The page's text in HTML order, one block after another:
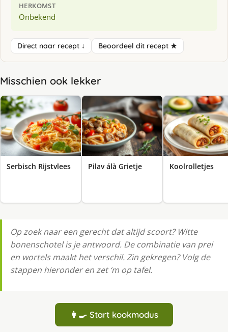
HERKOMST
Onbekend
Direct naar recept ↓ Beoordeel dit recept ★
Misschien ook lekker
Serbisch Rijstvlees Pilav álà Grietje Koolrolletjes
Op zoek naar een gerecht dat altijd scoort? Witte
bonenschotel is je antwoord. De combinatie van prei
en wortels maakt het verschil. Zin gekregen? Volg de
stappen hieronder en zet ‘m op tafel.
👩‍🍳 Start kookmodus